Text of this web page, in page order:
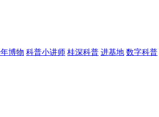
博物 科普小讲师 桂深科普 进基地 数字科普